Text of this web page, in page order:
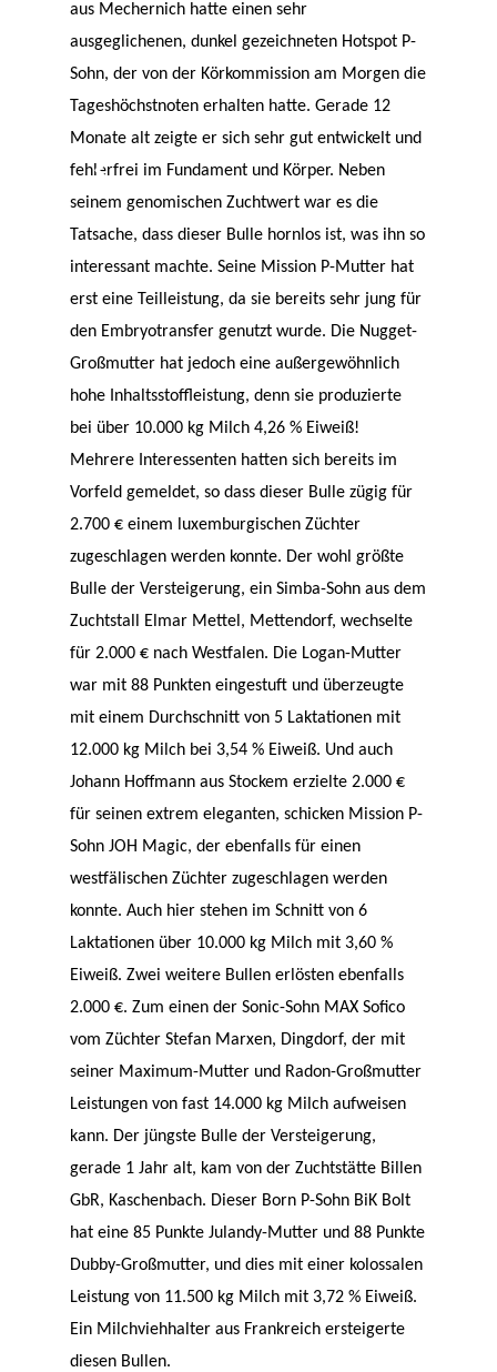
aus Mechernich hatte einen sehr
ausgeglichenen, dunkel gezeichneten Hotspot P-
Sohn, der von der Körkommission am Morgen die
Tageshöchstnoten erhalten hatte. Gerade 12
Monate alt zeigte er sich sehr gut entwickelt und
fehlerfrei im Fundament und Körper. Neben
seinem genomischen Zuchtwert war es die
Tatsache, dass dieser Bulle hornlos ist, was ihn so
interessant machte. Seine Mission P-Mutter hat
erst eine Teilleistung, da sie bereits sehr jung für
den Embryotransfer genutzt wurde. Die Nugget-
Großmutter hat jedoch eine außergewöhnlich
hohe Inhaltsstoffleistung, denn sie produzierte
bei über 10.000 kg Milch 4,26 % Eiweiß!
Mehrere Interessenten hatten sich bereits im
Vorfeld gemeldet, so dass dieser Bulle zügig für
2.700 € einem luxemburgischen Züchter
zugeschlagen werden konnte. Der wohl größte
Bulle der Versteigerung, ein Simba-Sohn aus dem
Zuchtstall Elmar Mettel, Mettendorf, wechselte
für 2.000 € nach Westfalen. Die Logan-Mutter
war mit 88 Punkten eingestuft und überzeugte
mit einem Durchschnitt von 5 Laktationen mit
12.000 kg Milch bei 3,54 % Eiweiß. Und auch
Johann Hoffmann aus Stockem erzielte 2.000 €
für seinen extrem eleganten, schicken Mission P-
Sohn JOH Magic, der ebenfalls für einen
westfälischen Züchter zugeschlagen werden
konnte. Auch hier stehen im Schnitt von 6
Laktationen über 10.000 kg Milch mit 3,60 %
Eiweiß. Zwei weitere Bullen erlösten ebenfalls
2.000 €. Zum einen der Sonic-Sohn MAX Sofico
vom Züchter Stefan Marxen, Dingdorf, der mit
seiner Maximum-Mutter und Radon-Großmutter
Leistungen von fast 14.000 kg Milch aufweisen
kann. Der jüngste Bulle der Versteigerung,
gerade 1 Jahr alt, kam von der Zuchtstätte Billen
GbR, Kaschenbach. Dieser Born P-Sohn BiK Bolt
hat eine 85 Punkte Julandy-Mutter und 88 Punkte
Dubby-Großmutter, und dies mit einer kolossalen
Leistung von 11.500 kg Milch mit 3,72 % Eiweiß.
Ein Milchviehhalter aus Frankreich ersteigerte
diesen Bullen.